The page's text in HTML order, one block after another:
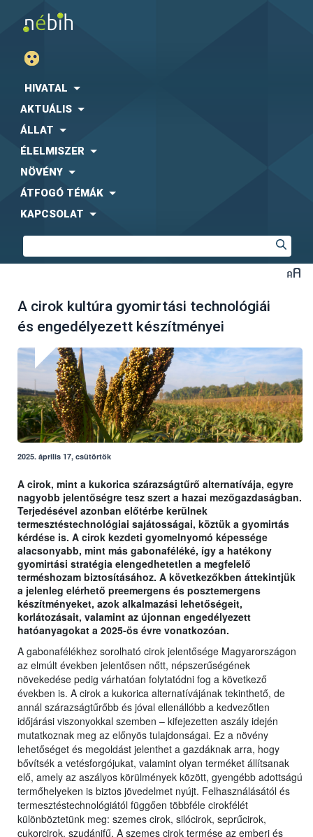
HIVATAL
AKTUÁLIS
ÁLLAT
ÉLELMISZER
NÖVÉNY
ÁTFOGÓ TÉMÁK
KAPCSOLAT
A cirok kultúra gyomirtási technológiái
és engedélyezett készítményei
2025. április 17, csütörtök
A cirok, mint a kukorica szárazságtűrő alternatívája, egyre
nagyobb jelentőségre tesz szert a hazai mezőgazdaságban.
Terjedésével azonban előtérbe kerülnek
termesztéstechnológiai sajátosságai, köztük a gyomirtás
kérdése is. A cirok kezdeti gyomelnyomó képessége
alacsonyabb, mint más gabonaféléké, így a hatékony
gyomirtási stratégia elengedhetetlen a megfelelő
terméshozam biztosításához. A következőkben áttekintjük
a jelenleg elérhető preemergens és posztemergens
készítményeket, azok alkalmazási lehetőségeit,
korlátozásait, valamint az újonnan engedélyezett
hatóanyagokat a 2025-ös évre vonatkozóan.
A gabonafélékhez sorolható cirok jelentősége Magyarországon
az elmúlt években jelentősen nőtt, népszerűségének
növekedése pedig várhatóan folytatódni fog a következő
években is. A cirok a kukorica alternatívájának tekinthető, de
annál szárazságtűrőbb és jóval ellenállóbb a kedvezőtlen
időjárási viszonyokkal szemben – kifejezetten aszály idején
mutatkoznak meg az előnyös tulajdonságai. Ez a növény
lehetőséget és megoldást jelenthet a gazdáknak arra, hogy
bővítsék a vetésforgójukat, valamint olyan terméket állítsanak
elő, amely az aszályos körülmények között, gyengébb adottságú
termőhelyeken is biztos jövedelmet nyújt. Felhasználásától és
termesztéstechnológiától függően többféle cirokfélét
különböztetünk meg: szemes cirok, silócirok, seprűcirok,
cukorcirok, szudánifű. A szemes cirok termése az emberi és